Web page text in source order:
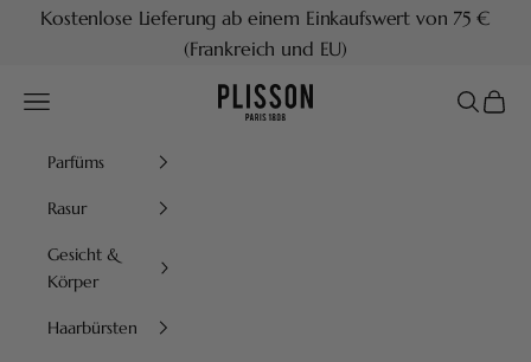
Zum Inhalt springen
Kostenlose Lieferung ab einem Einkaufswert von 75 €
(Frankreich und EU)
Plisson 1808
Menü Suchen
Parfüms
Rasur
Gesicht &
Körper
Haarbürsten